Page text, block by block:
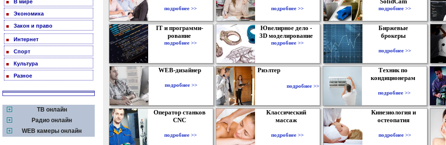
В мире
Экономика
Закон и право
Интернет
Спорт
Культура
Разное
ТВ онлайн
Радио онлайн
WEB камеры онлайн
подробнее >> подробнее >> подробнее >>
IT и программи-
рование
подробнее >>
Ювелирное дело -
3D моделирование
подробнее >>
Биржевые
брокеры
подробнее >>
WEB-дизайнер
подробнее >>
Риэлтер
подробнее >>
Техник по
кондиционерам
подробнее >>
Оператор станков
CNC
подробнее >>
Классический
массаж
подробнее >>
Кинезиология и
остеопатия
подробнее >>